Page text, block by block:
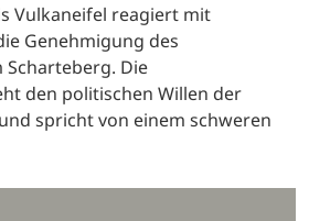
Vulkaneifel reagiert mit
Genehmigung des
Scharteberg. Die
den politischen Willen der
spricht von einem schweren